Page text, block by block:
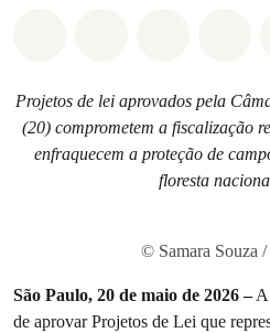
Projetos de lei aprovados pela
(20) comprometem a fiscalização
enfraquecem a proteção de
floresta
© Samara Souza /
São Paulo, 20 de maio de 2026 –A
de aprovar Projetos de Lei que